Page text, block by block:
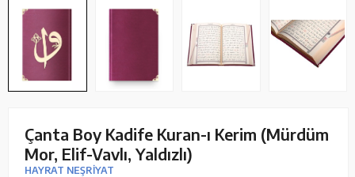
Çanta Boy Kadife Kuran-ı Kerim (Mürdüm
Mor, Elif-Vavlı, Yaldızlı)
HAYRAT NEŞRİYAT